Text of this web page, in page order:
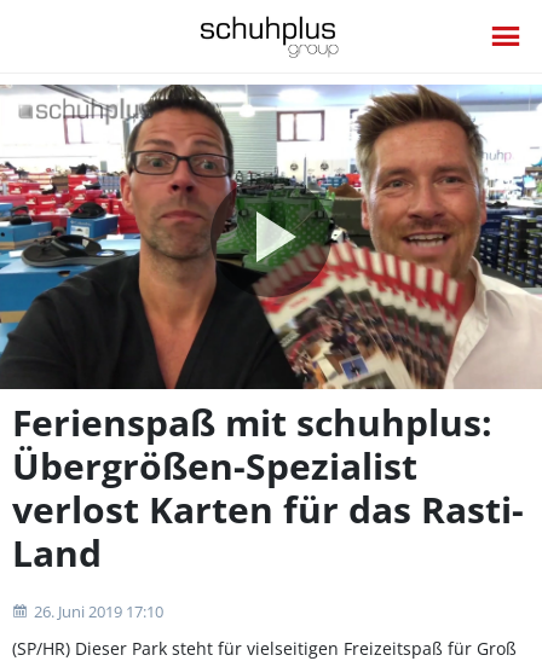
Video
Ferienspaß mit schuhplus:
Übergrößen-Spezialist
verlost Karten für das Rasti-
Land
26. Juni 2019 17:10
(SP/HR) Dieser Park steht für vielseitigen Freizeitspaß für Groß